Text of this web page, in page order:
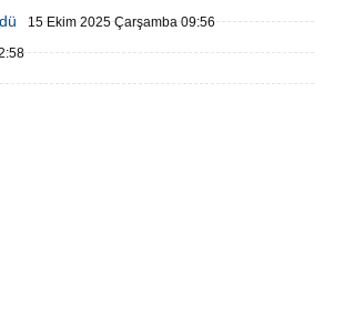
15 Ekim 2025 Çarşamba 09:56